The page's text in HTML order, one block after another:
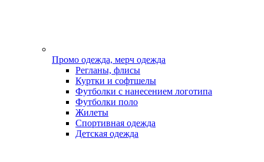
Промо одежда, мерч одежда
Регланы, флисы
Куртки и софтшелы
Футболки с нанесением логотипа
Футболки поло
Жилеты
Спортивная одежда
Детская одежда